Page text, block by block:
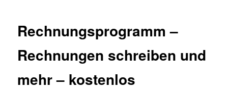
Rechnungsprogramm –
Rechnungen schreiben und
mehr – kostenlos